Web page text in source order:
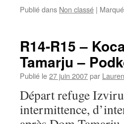
Publié dans Non classé |
R14-R15 –
Tamarju –
Publié le27 juin 2007par
Départ refuge
intermittence,